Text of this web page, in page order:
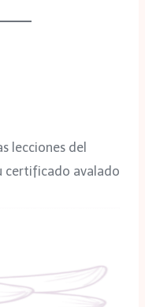
lecciones del
certificado avalado